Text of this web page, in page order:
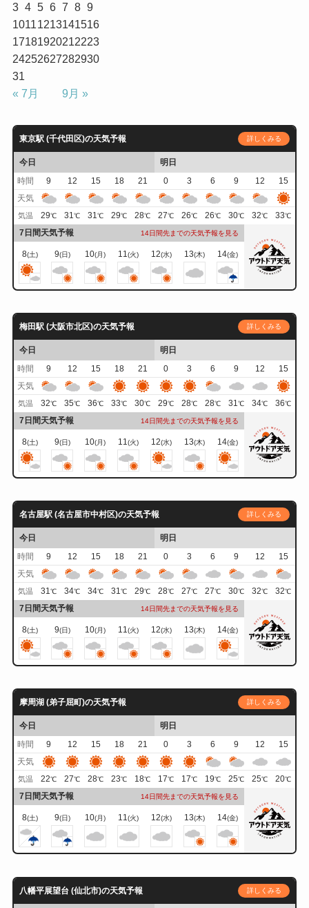
3 4 5 6 7 8 9
10111213141516
17181920212223
24252627282930
31
« 7月
9月 »
東京駅 (千代田区)の天気予報 詳しくみる
今日
明日
時間
9 12 15 18 21 0 3 6 9 12
15
天気
気温 29℃ 31℃ 31℃ 29℃ 28℃ 27℃ 26℃ 26℃ 30℃ 32℃ 33℃
7日間天気予報 14日間先までの天気予報を見る
8(土) 9(日) 10(月) 11 (火) 12(水) 13(木) 14(金)
梅田駅 (大阪市北区)の天気予報 詳しくみる
今日
明日
時間
9 12 15 18 21 0 3 6 9 12
15
天気
気温 32℃ 35℃ 36℃ 33℃ 30℃ 29℃ 28℃ 28℃ 31℃ 34℃ 36℃
7日間天気予報 14日間先までの天気予報を見る
8(土) 9(日) 10(月) 11(火) 12(水) 13(木) 14(金)
名古屋駅 (名古屋市中村区)の天気予報 詳しくみる
今日
明日
時間
9 12 15 18 21 0 3 6 9 12
15
天気
気温 31℃ 34℃ 34℃ 31℃ 29℃ 28℃ 27℃ 27℃ 30℃ 32℃ 32℃
7日間天気予報 14日間先までの天気予報を見る
8(土) 9(日) 10(月) 11(火) 12(水) 13(木) 14(金)
摩周湖 (弟子屈町)の天気予報 詳しくみる
今日
明日
時間
9 12 15 18 21 0 3 6 9 12
15
天気
気温 22℃ 27℃ 28℃ 23℃ 18℃ 17℃ 17℃ 19℃ 25℃ 25℃ 20℃
7日間天気予報 14日間先までの天気予報を見る
8(土) 9(日) 10(月) 11(火) 12(水) 13(木) 14(金)
八幡平展望台 (仙北市)の天気予報 詳しくみる